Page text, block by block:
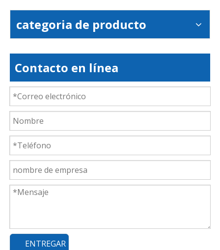
categoria de producto
Contacto en línea
ENTREGAR